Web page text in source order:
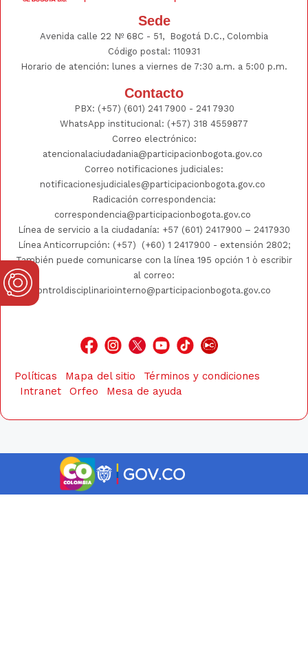
Sede
Avenida calle 22 Nº 68C - 51, Bogotá D.C., Colombia
Código postal: 110931
Horario de atención: lunes a viernes de 7:30 a.m. a 5:00 p.m.
Contacto
PBX: (+57) (601) 241 7900 - 241 7930
WhatsApp institucional: (+57) 318 4559877
Correo electrónico:
atencionalaciudadania@participacionbogota.gov.co
Correo notificaciones judiciales:
notificacionesjudiciales@participacionbogota.gov.co
Radicación correspondencia:
correspondencia@participacionbogota.gov.co
Línea de servicio a la ciudadanía: +57 (601) 2417900 – 2417930
Línea Anticorrupción: (+57)
(+60) 1 2417900 - extensión 2802;
También puede comunicarse con la línea 195 opción 1 ò escribir
al correo:
controldisciplinariointerno@participacionbogota.gov.co
Políticas Mapa del sitio
Términos y condiciones
Intranet
Orfeo Mesa de ayuda